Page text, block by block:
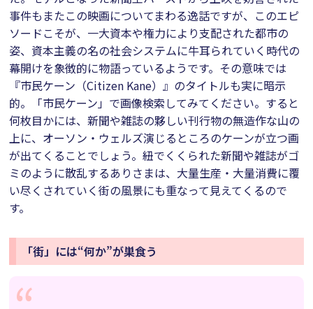
事件もまたこの映画についてまわる逸話ですが、このエピ
ソードこそが、一大資本や権力により支配された都市の
姿、資本主義の名の社会システムに牛耳られていく時代の
幕開けを象徴的に物語っているようです。その意味では
『市民ケーン（Citizen Kane）』のタイトルも実に暗示
的。「市民ケーン」で画像検索してみてください。すると
何枚目かには、新聞や雑誌の夥しい刊行物の無造作な山の
上に、オーソン・ウェルズ演じるところのケーンが立つ画
が出てくることでしょう。紐でくくられた新聞や雑誌がゴ
ミのように散乱するありさまは、大量生産・大量消費に覆
い尽くされていく街の風景にも重なって見えてくるので
す。
「街」には“何か”が巣食う